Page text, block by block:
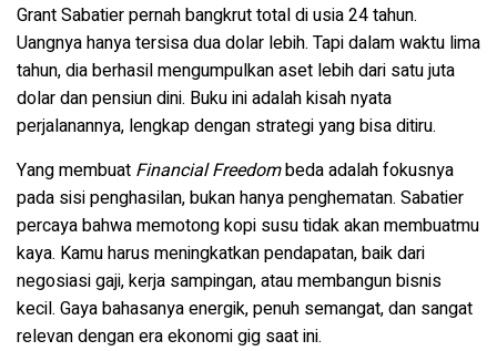
Grant Sabatier pernah bangkrut total di usia 24 tahun.
Uangnya hanya tersisa dua dolar lebih. Tapi dalam waktu lima
tahun, dia berhasil mengumpulkan aset lebih dari satu juta
dolar dan pensiun dini. Buku ini adalah kisah nyata
perjalanannya, lengkap dengan strategi yang bisa ditiru.
Yang membuat Financial Freedombeda adalah fokusnya
pada sisi penghasilan, bukan hanya penghematan. Sabatier
percaya bahwa memotong kopi susu tidak akan membuatmu
kaya. Kamu harus meningkatkan pendapatan, baik dari
negosiasi gaji, kerja sampingan, atau membangun bisnis
kecil. Gaya bahasanya energik, penuh semangat, dan sangat
relevan dengan era ekonomi gig saat ini.